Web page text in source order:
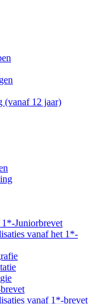
(vanaf 12 jaar)
1*-Juniorbrevet
vanaf het 1*-
vanaf 1*-brevet